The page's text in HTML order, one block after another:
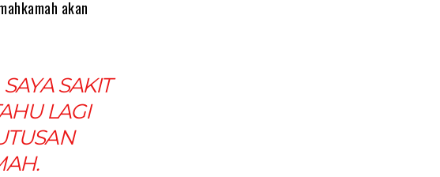
akan
SAKIT
LAGI